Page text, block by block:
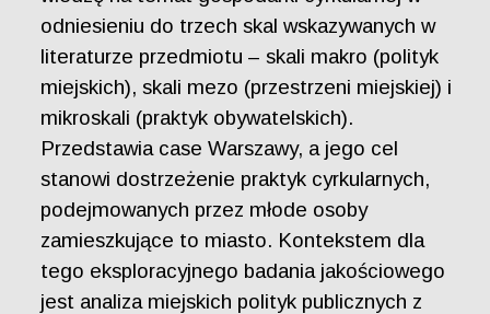
odniesieniu do trzech skal wskazywanych w
literaturze przedmiotu – skali makro (polityk
miejskich), skali mezo (przestrzeni miejskiej) i
mikroskali (praktyk obywatelskich).
Przedstawia case Warszawy, a jego cel
stanowi dostrzeżenie praktyk cyrkularnych,
podejmowanych przez młode osoby
zamieszkujące to miasto. Kontekstem dla
tego eksploracyjnego badania jakościowego
jest analiza miejskich polityk publicznych z